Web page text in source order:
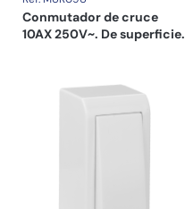
Conmutador de cruce
10AX 250V~. De superficie.